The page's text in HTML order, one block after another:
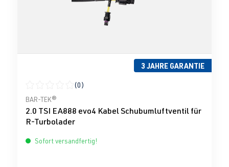
3 JAHRE GARANTIE
Durchschnittliche Bewertung von 0 von 5 Sternen
(0)
BAR-TEK®
2.0 TSI EA888 evo4 Kabel Schubumluftventil für
R-Turbolader
Sofort versandfertig!